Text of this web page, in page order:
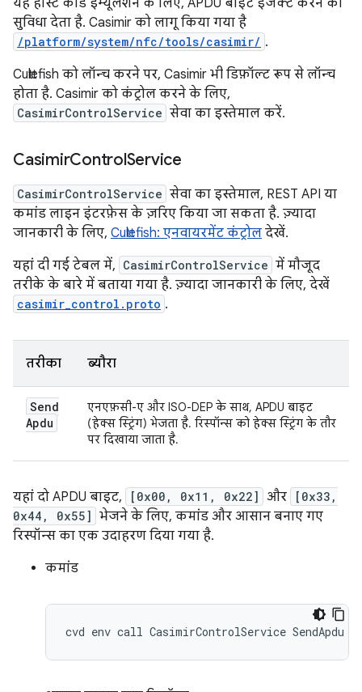
यह होस्ट कार्ड इम्यूलेशन के लिए, APDU बाइट इंजेक्ट करने की
सुविधा देता है. Casimir को लागू किया गया है
/platform/system/nfc/tools/casimir/ .
Cuttlefish को लॉन्च करने पर, Casimir भी डिफ़ॉल्ट रूप से लॉन्च
होता है. Casimir को कंट्रोल करने के लिए,
CasimirControlService सेवा का इस्तेमाल करें.
CasimirControlService
CasimirControlService सेवा का इस्तेमाल, REST API या
कमांड लाइन इंटरफ़ेस के ज़रिए किया जा सकता है. ज़्यादा
जानकारी के लिए, Cuttlefish: एनवायरमेंट कंट्रोल देखें.
यहां दी गई टेबल में, CasimirControlService में मौजूद
तरीके के बारे में बताया गया है. ज़्यादा जानकारी के लिए, देखें
casimir_control.proto .
तरीका ब्यौरा
Send
Apdu
एनएफ़सी-ए और ISO-DEP के साथ, APDU बाइट
(हेक्स स्ट्रिंग) भेजता है. रिस्पॉन्स को हेक्स स्ट्रिंग के तौर
पर दिखाया जाता है.
यहां दो APDU बाइट, [0x00, 0x11, 0x22] और
[0x33,
0x44, 0x55] भेजने के लिए, कमांड और आसान बनाए गए
रिस्पॉन्स का एक उदाहरण दिया गया है.
कमांड